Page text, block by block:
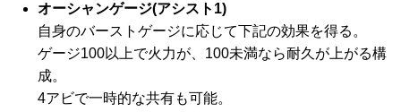
オーシャンゲージ(アシスト1)
自身のバーストゲージに応じて下記の効果を得る。
ゲージ100以上で火力が、100未満なら耐久が上がる構
成。
4アビで一時的な共有も可能。